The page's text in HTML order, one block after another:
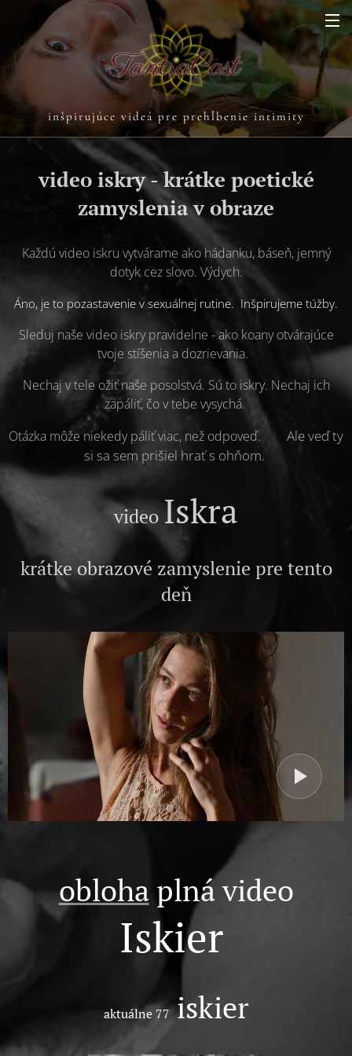
inšpirujúce videá pre prehĺbenie intimity
video iskry - krátke poetické
zamyslenia v obraze
Každú video iskru vytvárame ako hádanku, báseň, jemný
dotyk cez slovo. Výdych.
Áno, je to pozastavenie v sexuálnej rutine. Inšpirujeme túžby.
Sleduj naše video iskry pravidelne - ako koany otvárajúce
tvoje stíšenia a dozrievania.
Nechaj v tele ožiť naše posolstvá. Sú to iskry. Nechaj ich
zapáliť, čo v tebe vysychá.
Otázka môže niekedy páliť viac, než odpoveď.
🔥 Ale veď ty
si sa sem prišiel hrať s ohňom.
videoIskra
krátke obrazové zamyslenie pre tento
deň
oblohaplná video
Iskier
aktuálne 77iskier